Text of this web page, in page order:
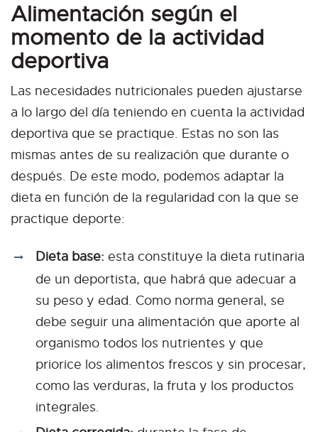
Alimentación según el
momento de la actividad
deportiva
Las necesidades nutricionales pueden ajustarse
a lo largo del día teniendo en cuenta la actividad
deportiva que se practique. Estas no son las
mismas antes de su realización que durante o
después. De este modo, podemos adaptar la
dieta en función de la regularidad con la que se
practique deporte:
Dieta base: esta constituye la dieta rutinaria
de un deportista, que habrá que adecuar a
su peso y edad. Como norma general, se
debe seguir una alimentación que aporte al
organismo todos los nutrientes y que
priorice los alimentos frescos y sin procesar,
como las verduras, la fruta y los productos
integrales.